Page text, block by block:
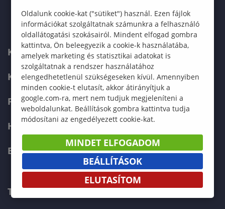
KARUNK
KÉPZÉSEK
FELVÉTELIZŐKNEK
HALLGATÓKNAK
ERASMUS+
TELEFONKÖNYV
Oldalunk cookie-kat ("sütiket") használ. Ezen fájlok
információkat szolgáltatnak számunkra a felhasználó
oldallátogatási szokásairól. Mindent elfogad gombra
kattintva, Ön beleegyezik a cookie-k használatába,
amelyek marketing és statisztikai adatokat is
szolgáltatnak a rendszer használatához
elengedhetetlenül szükségeseken kívül. Amennyiben
minden cookie-t elutasít, akkor átirányítjuk a
google.com-ra, mert nem tudjuk megjeleníteni a
weboldalunkat. Beállítások gombra kattintva tudja
módosítani az engedélyezett cookie-kat.
MINDET ELFOGADOM
BEÁLLÍTÁSOK
ELUTASÍTOM